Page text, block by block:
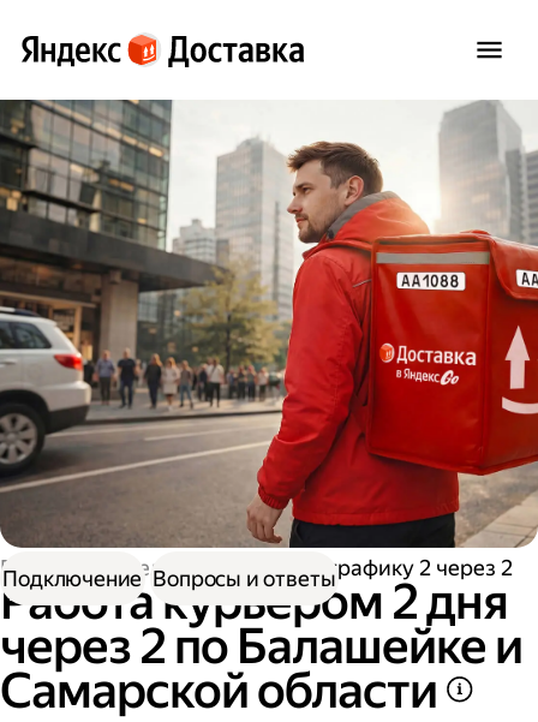
Работа водителем Работа по графику 2 через 2
Работа курьером 2 дня
через 2 по Балашейке и
Самарской области
Подключение Вопросы и ответы